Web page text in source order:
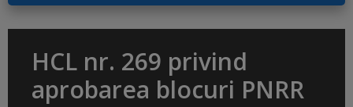
HCL nr. 269 privind
aprobarea blocuri PNRR